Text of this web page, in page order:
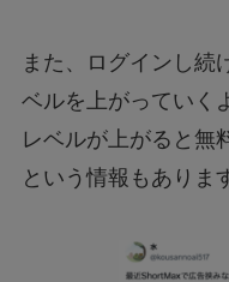
また、ログインし続
ベルを上がっていく
レベルが上がると無
という情報もありま